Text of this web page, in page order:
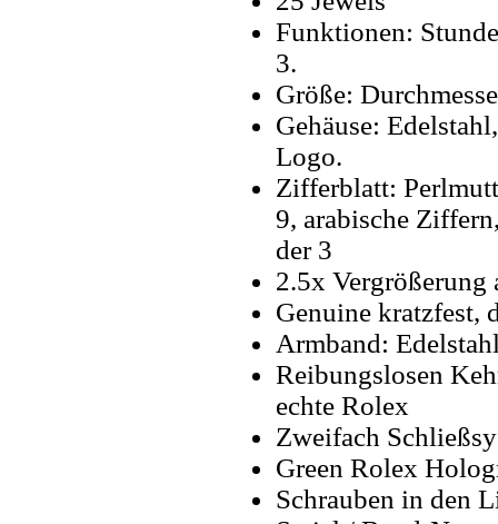
Funktionen:
3.
Größe:
Gehäuse:
Logo.
Zifferblatt:
9, arabische
der 3
2.5x Vergrößerung
Genuine kratzfest,
Armband:
Reibungslosen
echte Rolex
Zweifach
Green Rolex
Schrauben in den